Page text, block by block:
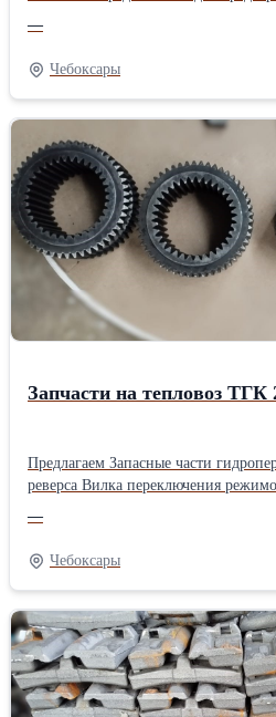
смазочных системах, а также для
охлаждающих жидкостей на
и других машин при давлении до
температуре масла от 10°С до 55°С
среды от минус 60°С до плюс 50°С.
—
Чебоксары
Запчасти на тепловоз ТГК
Предлагаем Запасные части гидропередачи УГП 230_300: Вал
реверса Вилка переключения
питательного насоса Муфта
230_300) Муфта реверса 53.330.65 (на УГП
ступени 53-330-08 (на фрикционный
53-330-70 (на вал реверса)
(на вал реверса) Фильтр масляный
трогания 53.336.00 Диск
металлокерамический 50-330А-82
00 Клапанная коробка 53-358-00
Насос импульсный 53-356Б-00
—
Чебоксары